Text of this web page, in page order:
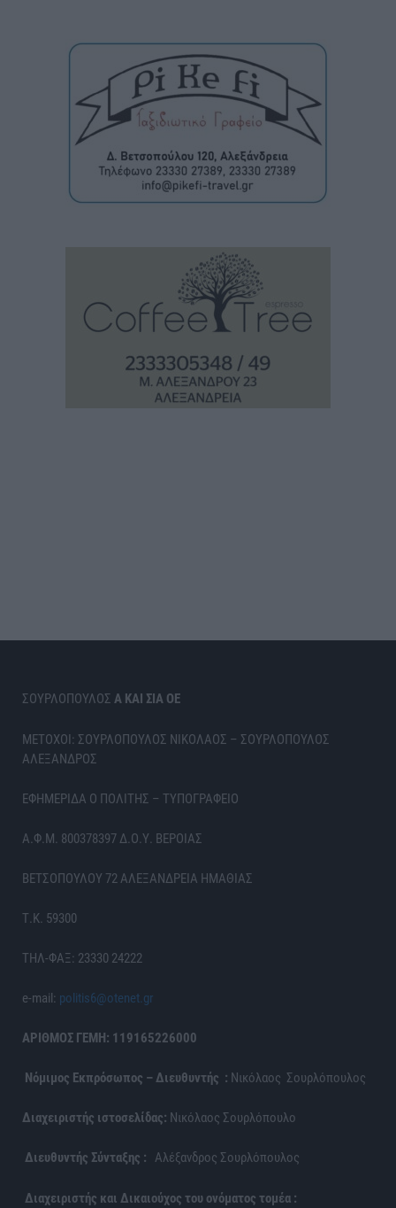
ΣΟΥΡΛΟΠΟΥΛΟΣ Α ΚΑΙ ΣΙΑ ΟΕ
ΜΕΤΟΧΟΙ: ΣΟΥΡΛΟΠΟΥΛΟΣ ΝΙΚΟΛΑΟΣ – ΣΟΥΡΛΟΠΟΥΛΟΣ
ΑΛΕΞΑΝΔΡΟΣ
ΕΦΗΜΕΡΙΔΑ Ο ΠΟΛΙΤΗΣ – ΤΥΠΟΓΡΑΦΕΙΟ
Α.Φ.Μ. 800378397 Δ.Ο.Υ. ΒΕΡΟΙΑΣ
ΒΕΤΣΟΠΟΥΛΟΥ 72 ΑΛΕΞΑΝΔΡΕΙΑ ΗΜΑΘΙΑΣ
Τ.Κ. 59300
ΤΗΛ-ΦΑΞ: 23330 24222
e-mail: politis6@otenet.gr
ΑΡΙΘΜΟΣ ΓΕΜΗ: 119165226000
Νόμιμος Εκπρόσωπος – Διευθυντής : Νικόλαος Σουρλόπουλος
Διαχειριστής ιστοσελίδας: Νικόλαος Σουρλόπουλο
Διευθυντής Σύνταξης : Αλέξανδρος Σουρλόπουλος
Διαχειριστής και Δικαιούχος του ονόματος τομέα :